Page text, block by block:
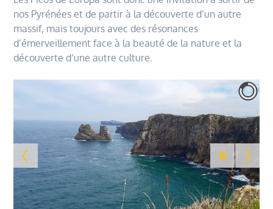
nos Pyrénées et de partir à la découverte d’un autre
massif, mais toujours avec des résonances
d’émerveillement face à la beauté de la nature et la
découverte d’une autre culture.